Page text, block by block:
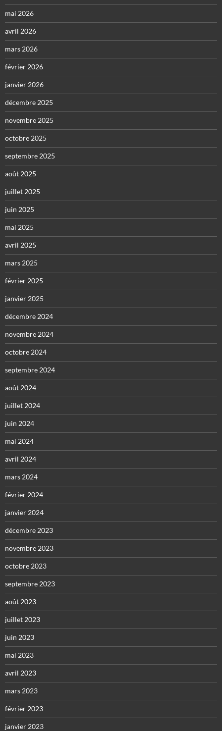
mai 2026
avril 2026
mars 2026
février 2026
janvier 2026
décembre 2025
novembre 2025
octobre 2025
septembre 2025
août 2025
juillet 2025
juin 2025
mai 2025
avril 2025
mars 2025
février 2025
janvier 2025
décembre 2024
novembre 2024
octobre 2024
septembre 2024
août 2024
juillet 2024
juin 2024
mai 2024
avril 2024
mars 2024
février 2024
janvier 2024
décembre 2023
novembre 2023
octobre 2023
septembre 2023
août 2023
juillet 2023
juin 2023
mai 2023
avril 2023
mars 2023
février 2023
janvier 2023